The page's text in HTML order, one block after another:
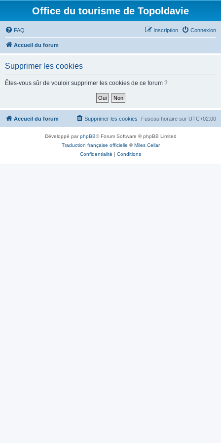
Office du tourisme de Topoldavie
FAQ Connexion
Inscription
Accueil du forum
Supprimer les cookies
Êtes-vous sûr de vouloir supprimer les cookies de ce forum ?
Accueil du forum Fuseau horaire sur UTC+02:00
Supprimer les cookies
Développé parphpBB® Forum Software © phpBB Limited
Traduction française officielle ©Miles Cellar
Confidentialité | Conditions